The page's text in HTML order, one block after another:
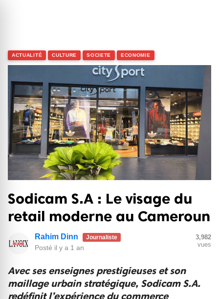
Entrée
ACTUALITÉ CULTURE SOCIETE ECONOMIE
Sodicam S.A : Le visage du
retail moderne au Cameroun
Rahim Dinn Journaliste
Posté il y a 1 an
3,982
vues
Avec ses enseignes prestigieuses et son
maillage urbain stratégique, Sodicam S.A.
redéfinit l’expérience du commerce